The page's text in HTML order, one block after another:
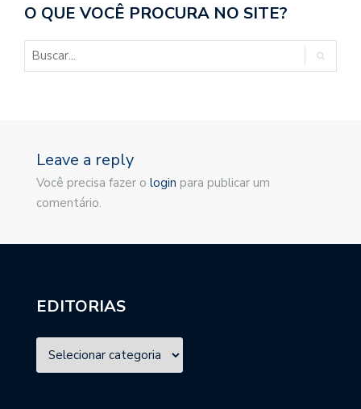
O QUE VOCÊ PROCURA NO SITE?
Leave a reply
Você precisa fazer o login para publicar um
comentário.
EDITORIAS